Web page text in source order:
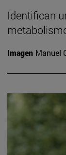
Identifican
Imagen Manuel